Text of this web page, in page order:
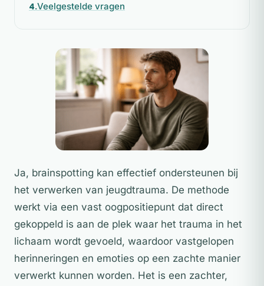
Veelgestelde vragen
Ja, brainspotting kan effectief ondersteunen bij
het verwerken van jeugdtrauma. De methode
werkt via een vast oogpositiepunt dat direct
gekoppeld is aan de plek waar het trauma in het
lichaam wordt gevoeld, waardoor vastgelopen
herinneringen en emoties op een zachte manier
verwerkt kunnen worden. Het is een zachter,